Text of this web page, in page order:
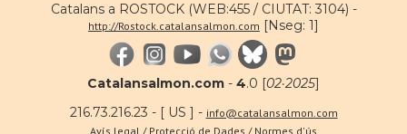
Catalans a ROSTOCK (WEB:455 / CIUTAT: 3104) -
http://Rostock.catalansalmon.com [Nseg: 1]
Catalansalmon.com - 4.0 [02·2025]
216.73.216.23 - [ US ] - info@catalansalmon.com
Avís legal / Protecció de Dades / Normes d'ús